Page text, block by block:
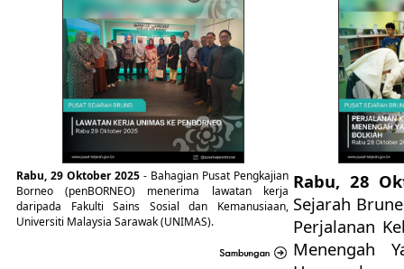
​​Rabu, 29 Oktober 2025 - Bahagian Pusat Pengkajian
Borneo (penBORNEO) menerima lawatan kerja
daripada Fakulti Sains Sosial dan Kemanusiaan,
Universiti Malaysia Sarawak (UNIMAS).
​​Rabu, 28
Sejarah
Perjalanan
Menengah